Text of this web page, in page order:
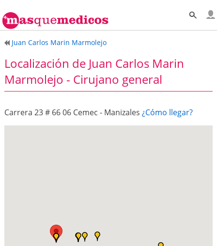
Juan Carlos Marin Marmolejo
Localización de Juan Carlos Marin
Marmolejo - Cirujano general
Carrera 23 # 66 06 Cemec - Manizales ¿Cómo llegar?